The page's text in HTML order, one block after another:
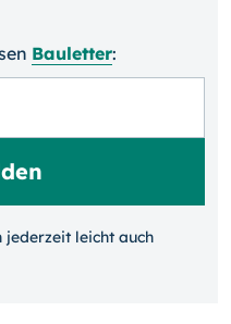
Bauletter:
jeder­zeit leicht auch